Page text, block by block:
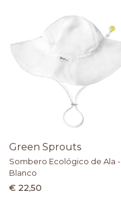
Green Sprouts
Sombero Ecológico de Ala -
Blanco
€ 22,50